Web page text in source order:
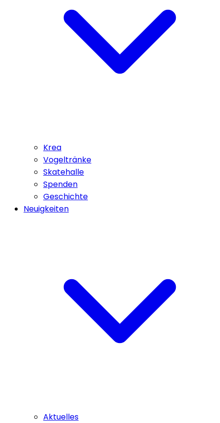
Krea
Vogeltränke
Skatehalle
Spenden
Geschichte
Neuigkeiten
Aktuelles